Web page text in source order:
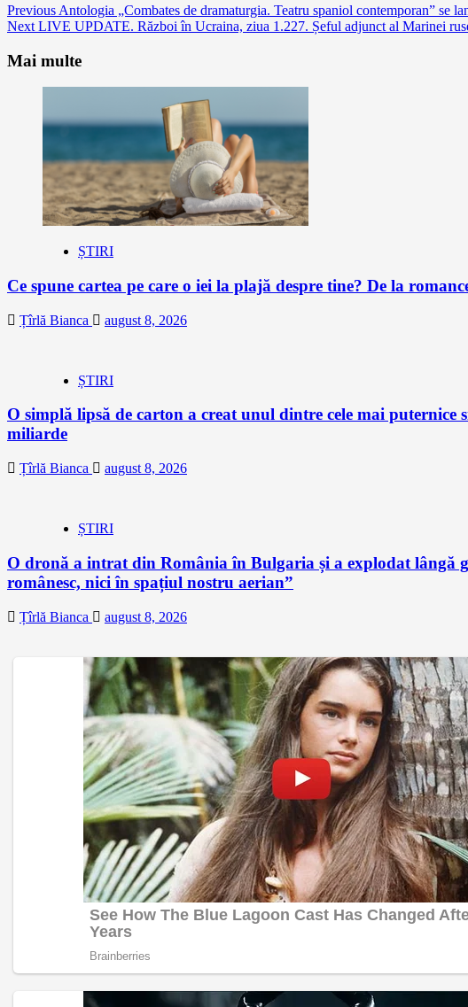
Continue
Reading
Previous Antologia „Combates de dramaturgia. Teatru spaniol contemporan” se
Next LIVE UPDATE. Război în Ucraina, ziua 1.227. Șeful adjunct al Marinei
Mai multe
ȘTIRI
Ce spune cartea pe care o iei la plajă despre tine? De la
Țîrlă Bianca august 8, 2026
ȘTIRI
O simplă lipsă de carton a creat unul dintre cele mai
miliarde
Țîrlă Bianca august 8, 2026
ȘTIRI
O dronă a intrat din România în Bulgaria și a explodat lângă
românesc, nici în spațiul nostru aerian”
Țîrlă Bianca august 8, 2026